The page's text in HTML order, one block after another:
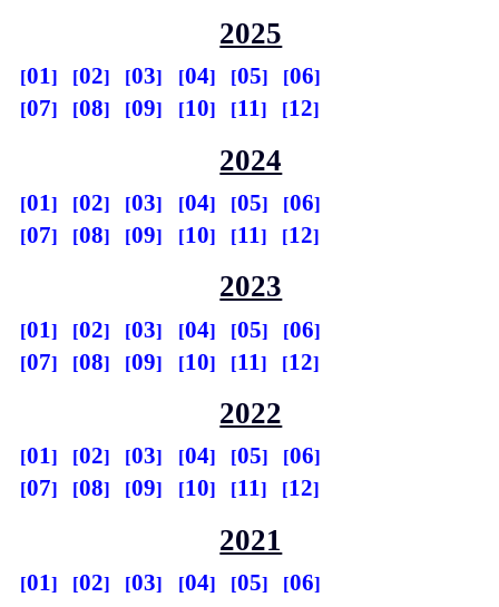
2025
01 02 03 04 05
06
07
08 09 10 11 12
2024
01 02 03 04 05
06
07
08 09 10 11 12
2023
01 02 03 04 05
06
07
08 09 10 11 12
2022
01 02 03 04 05
06
07
08 09 10 11 12
2021
01 02 03 04 05
06